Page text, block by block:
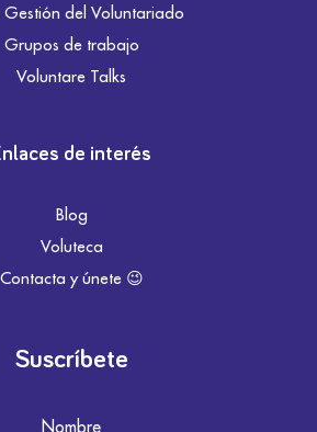
Gestión del Voluntariado
Grupos de trabajo
Voluntare Talks
de interés
Blog
Voluteca
Contacta y únete 😉
Suscríbete
Nombre